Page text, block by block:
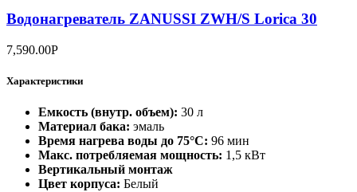
Водонагреватель ZANUSSI ZWH/S Lorica 30
7,590.00Р
Характеристики
Емкость (внутр. объем): 30 л
Материал бака: эмаль
Время нагрева воды до 75°С: 96 мин
Макс. потребляемая мощность: 1,5 кВт
Вертикальный монтаж
Цвет корпуса: Белый